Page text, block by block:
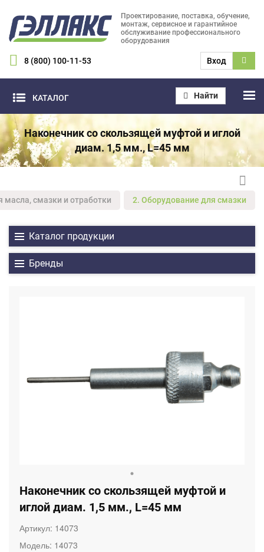
Проектирование, поставка, обучение,
монтаж, сервисное и гарантийное
обслуживание профессионального
оборудования
8 (800) 100-11-53 Вход
КАТАЛОГ Найти
Наконечник со скользящей муфтой и иглой
диам. 1,5 мм., L=45 мм
смазки и отработки 2. Оборудование для смазки
Каталог продукции
Бренды
Наконечник со скользящей муфтой и
иглой диам. 1,5 мм., L=45 мм
Артикул: 14073
Модель: 14073